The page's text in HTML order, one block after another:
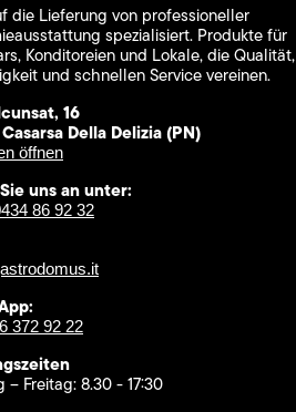
die Lieferung von professioneller
spezialisiert. Produkte für
Konditoreien und Lokale, die Qualität,
und schnellen Service vereinen.
16
Della Delizia (PN)
öffnen
uns an unter:
86 92 32
372 92 22
Freitag: 8.30 - 17:30